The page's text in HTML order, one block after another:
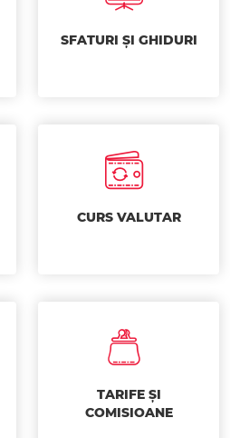
SFATURI ȘI GHIDURI
CURS VALUTAR
TARIFE ȘI
COMISIOANE